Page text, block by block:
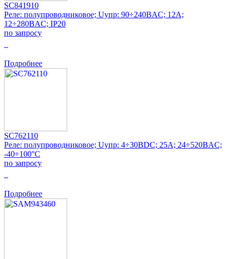
SC841910
Реле: полупроводниковое; Uупр: 90÷240ВAC; 12А;
12÷280ВAC; IP20
по запросу
Подробнее
SC762110
Реле: полупроводниковое; Uупр: 4÷30ВDC; 25А; 24÷520ВAC;
-40÷100°C
по запросу
Подробнее